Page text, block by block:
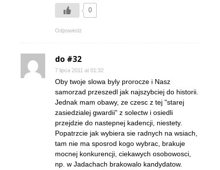
0
Odpowiedz
do #32
7 lipca 2011 at 01:32
Oby twoje slowa byly prorocze i Nasz
samorzad przeszedl jak najszybciej do historii.
Jednak mam obawy, ze czesc z tej "starej
zasiedzialej gwardii" z solectw i osiedli
przejdzie do nastepnej kadencji, niestety.
Popatrzcie jak wybiera sie radnych na wsiach,
tam nie ma sposrod kogo wybrac, brakuje
mocnej konkurencji, ciekawych osobowosci,
np. w Jadachach brakowalo kandydatow.